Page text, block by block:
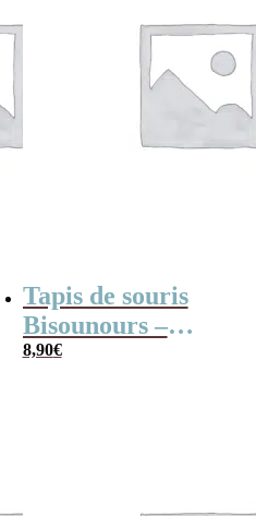
Tapis de souris
Bisounours –
Pattern Toucâlin –
8,90€